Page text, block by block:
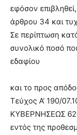
εφόσον
άρθρου 34 και
Σε περίπτωση
συνολικό ποσό
εδαφίου
και το προς
Τεύχος A’ 190/
ΚΥΒΕΡΝΗΣΕΩΣ
εντός της